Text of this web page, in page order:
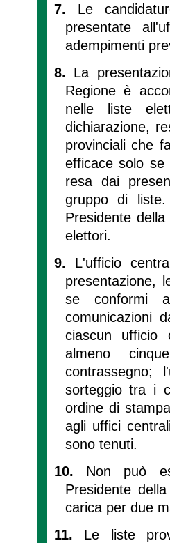
7. Le
presentate
adempimenti
8. La
Regione è
nelle liste
dichiarazione,
provinciali che
efficace solo se
resa dai
gruppo di
Presidente
elettori.
9. L'ufficio
presentazione,
se conformi
comunicazioni
ciascun ufficio
almeno
contrassegno;
sorteggio tra i
ordine di
agli uffici
sono tenuti.
10. Non può
Presidente
carica per due
11. Le liste